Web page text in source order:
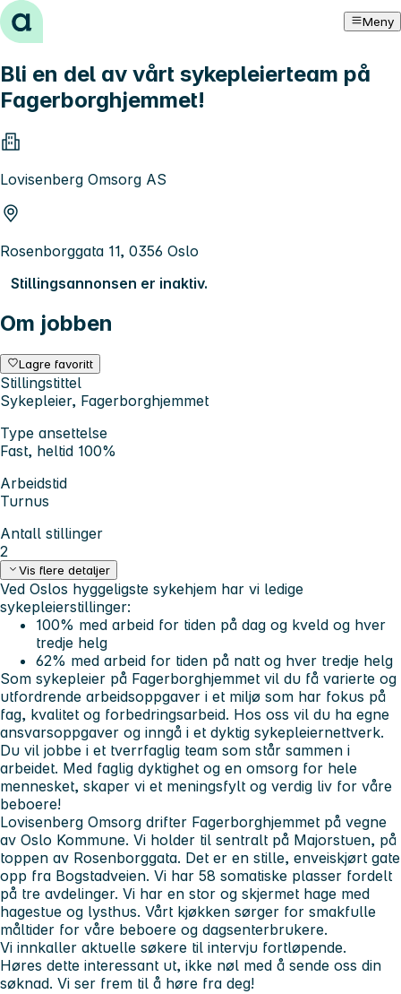
Hopp til innhold Meny
Bli en del av vårt sykepleierteam på
Fagerborghjemmet!
Lovisenberg Omsorg AS
Rosenborggata 11, 0356 Oslo
Stillingsannonsen er inaktiv.
Om jobben
Lagre favoritt
Stillingstittel
Sykepleier, Fagerborghjemmet
Type ansettelse
Fast, heltid 100%
Arbeidstid
Turnus
Antall stillinger
2
Vis flere detaljer
Ved Oslos hyggeligste sykehjem har vi ledige
sykepleierstillinger:
100% med arbeid for tiden på dag og kveld og hver
tredje helg
62% med arbeid for tiden på natt og hver tredje helg
Som sykepleier på Fagerborghjemmet vil du få varierte og
utfordrende arbeidsoppgaver i et miljø som har fokus på
fag, kvalitet og forbedringsarbeid. Hos oss vil du ha egne
ansvarsoppgaver og inngå i et dyktig sykepleiernettverk.
Du vil jobbe i et tverrfaglig team som står sammen i
arbeidet. Med faglig dyktighet og en omsorg for hele
mennesket, skaper vi et meningsfylt og verdig liv for våre
beboere!
Lovisenberg Omsorg drifter Fagerborghjemmet på vegne
av Oslo Kommune. Vi holder til sentralt på Majorstuen, på
toppen av Rosenborggata. Det er en stille, enveiskjørt gate
opp fra Bogstadveien. Vi har 58 somatiske plasser fordelt
på tre avdelinger. Vi har en stor og skjermet hage med
hagestue og lysthus. Vårt kjøkken sørger for smakfulle
måltider for våre beboere og dagsenterbrukere.
Vi innkaller aktuelle søkere til intervju fortløpende.
Høres dette interessant ut, ikke nøl med å sende oss din
søknad. Vi ser frem til å høre fra deg!